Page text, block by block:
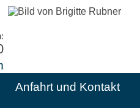
Anfahrt und Kontakt